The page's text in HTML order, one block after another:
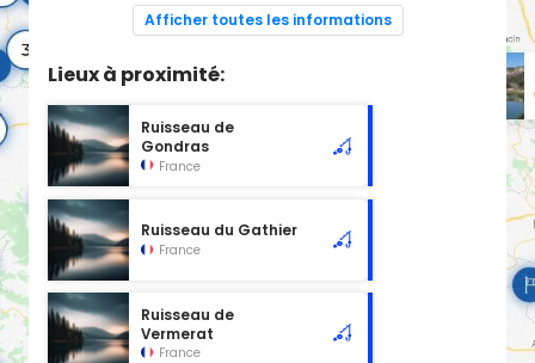
Espèces de
Truite
catégorie piscicole à cet emplacement.
Afficher toutes les informations
Lieux à proximité:
Ruisseau de
Gondras
France
Ruisseau du Gathier
France
Ruisseau de
Vermerat
France